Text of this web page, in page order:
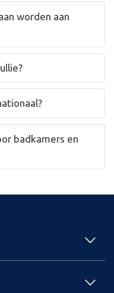
worden aan
badkamers en